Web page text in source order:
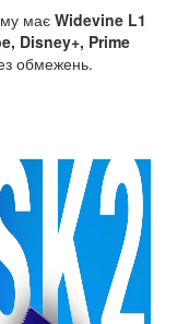
має Widevine L1
Disney+, Prime
обмежень.